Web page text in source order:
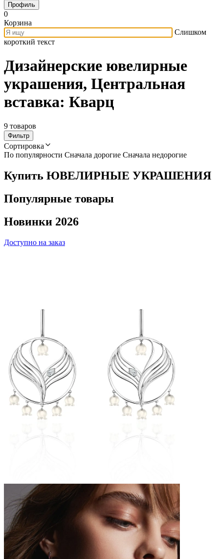
Профиль
0
Корзина
Слишком
короткий текст
Дизайнерские ювелирные
украшения, Центральная
вставка: Кварц
9 товаров
Фильтр
Сортировка
По популярности Сначала дорогие Сначала недорогие
Купить ЮВЕЛИРНЫЕ УКРАШЕНИЯ
Популярные товары
Новинки 2026
Доступно на заказ